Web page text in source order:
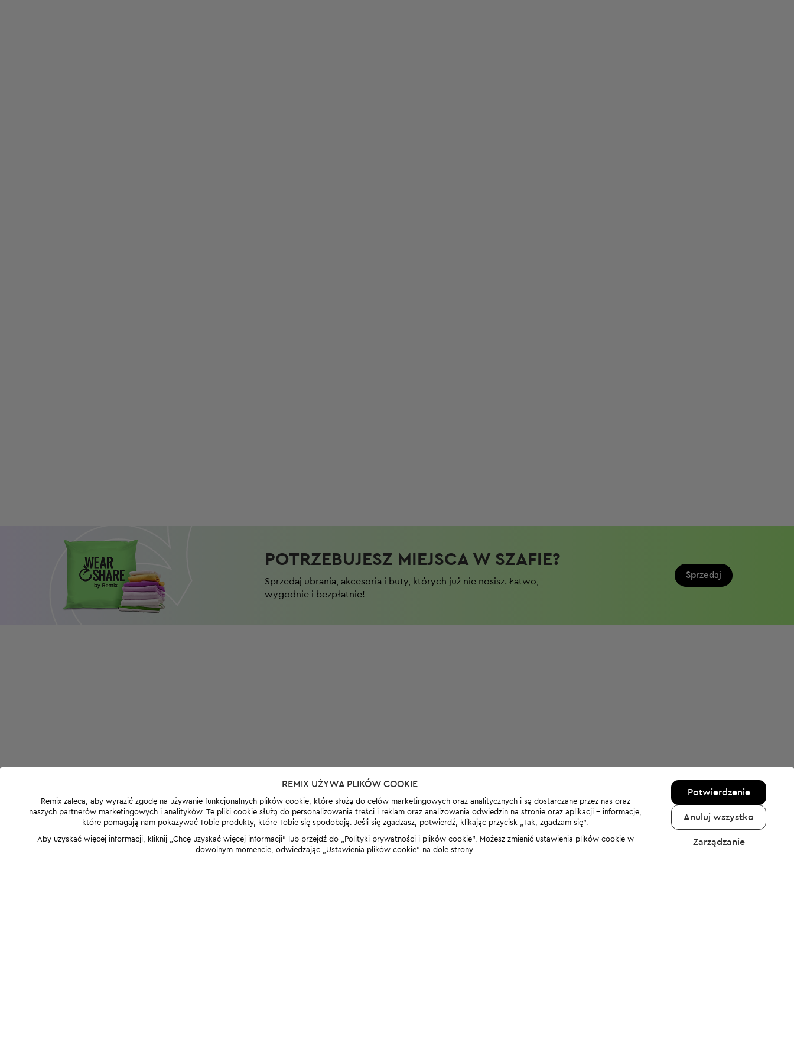
POTRZEBUJESZ MIEJSCA W SZAFIE?​
Sprzedaj ubrania, akcesoria i buty, których już nie nosisz. Łatwo,
wygodnie i bezpłatnie!
Sprzedaj
REMIX UŻYWA PLIKÓW COOKIE
Remix zaleca, aby wyrazić zgodę na używanie funkcjonalnych plików cookie, które służą do celów marketingowych oraz analitycznych i są dostarczane przez nas oraz
naszych partnerów marketingowych i analityków. Te pliki cookie służą do personalizowania treści i reklam oraz analizowania odwiedzin na stronie oraz aplikacji - informacje,
które pomagają nam pokazywać Tobie produkty, które Tobie się spodobają. Jeśli się zgadzasz, potwierdź, klikając przycisk „Tak, zgadzam się”.
Aby uzyskać więcej informacji, kliknij „Chcę uzyskać więcej informacji” lub przejdź do „Polityki prywatności i plików cookie”. Możesz zmienić ustawienia plików cookie w
dowolnym momencie, odwiedzając „Ustawienia plików cookie” na dole strony.
Potwierdzenie
Anuluj wszystko
Zarządzanie